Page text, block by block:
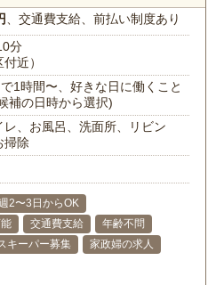
、交通費支給、前払い制度あり
分
近）
1時間〜、好きな日に働くこと
補の日時から選択)
レ、お風呂、洗面所、リビン
掃除
2〜3日からOK
交通費支給
年齢不問
キーパー募集
家政婦の求人